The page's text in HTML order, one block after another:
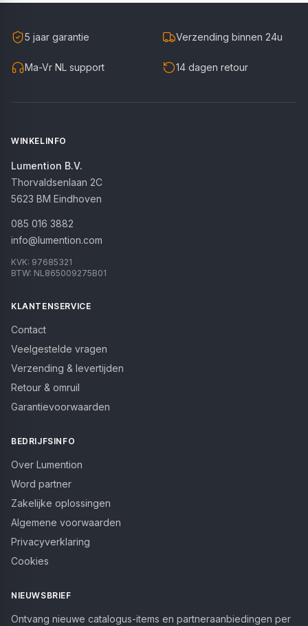
5 jaar garantie Verzending binnen 24u
Ma-Vr NL support 14 dagen retour
WINKELINFO
Lumention B.V.
Thorvaldsenlaan 2C
5623 BM Eindhoven
085 016 3882
info@lumention.com
KVK: 97685321
BTW: NL865009275B01
KLANTENSERVICE
Contact
Veelgestelde vragen
Verzending & levertijden
Retour & omruil
Garantievoorwaarden
BEDRIJFSINFO
Over Lumention
Word partner
Zakelijke oplossingen
Algemene voorwaarden
Privacyverklaring
Cookies
NIEUWSBRIEF
Ontvang nieuwe catalogus-items en partneraanbiedingen per